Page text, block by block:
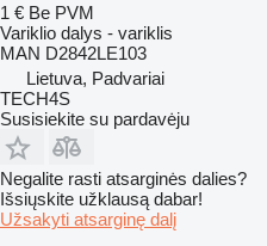
1 € Be PVM
Variklio dalys - variklis
MAN D2842LE103
Lietuva, Padvariai
TECH4S
Susisiekite su pardavėju
Negalite rasti atsarginės dalies?
Išsiųskite užklausą dabar!
Užsakyti atsarginę dalį